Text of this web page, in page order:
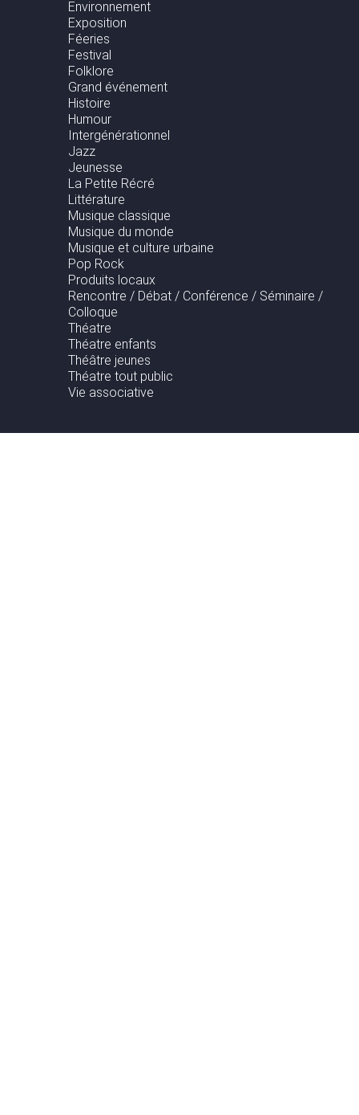
Environnement
Exposition
Féeries
Festival
Folklore
Grand événement
Histoire
Humour
Intergénérationnel
Jazz
Jeunesse
La Petite Récré
Littérature
Musique classique
Musique du monde
Musique et culture urbaine
Pop Rock
Produits locaux
Rencontre / Débat / Conférence / Séminaire /
Colloque
Théatre
Théatre enfants
Théâtre jeunes
Théatre tout public
Vie associative